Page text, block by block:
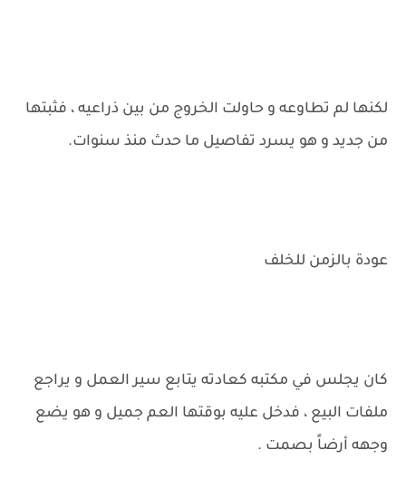
لكنها لم تطاوعه و حاولت الخروج من بين ذراعيه ، فثبتها
من جديد و هو يسرد تفاصيل ما حدث منذ سنوات.
عودة بالزمن للخلف
كان يجلس في مكتبه كعادته يتابع سير العمل و يراجع
ملفات البيع ، فدخل عليه بوقتها العم جميل و هو يضع
وجهه أرضاً بصمت .